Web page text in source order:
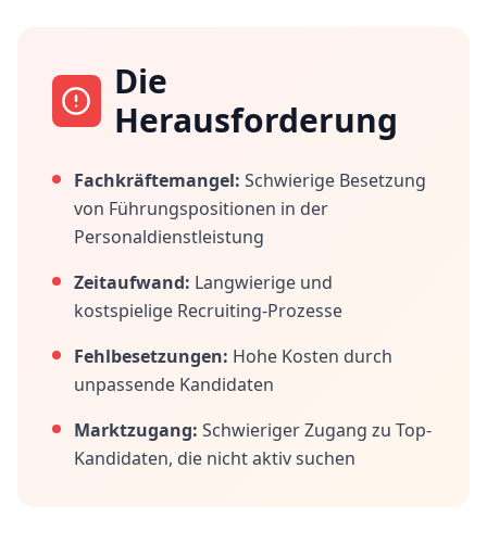
Die
Herausforderung
Fachkräftemangel: Schwierige Besetzung
von Führungspositionen in der
Personaldienstleistung
Zeitaufwand: Langwierige und
kostspielige Recruiting-Prozesse
Fehlbesetzungen: Hohe Kosten durch
unpassende Kandidaten
Marktzugang: Schwieriger Zugang zu Top-
Kandidaten, die nicht aktiv suchen